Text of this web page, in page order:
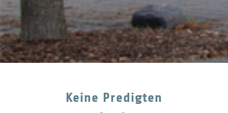
Keine Predigten